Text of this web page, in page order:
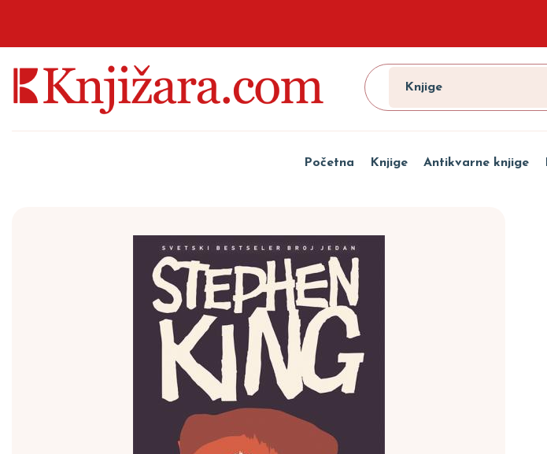
Knjige
Početna Knjige Antikvarne knjige